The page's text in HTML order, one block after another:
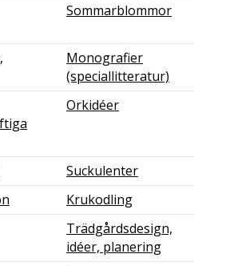
Sommarblommor
Monografier
(speciallitteratur)
Orkidéer
Suckulenter
Krukodling
Trädgårdsdesign,
idéer, planering